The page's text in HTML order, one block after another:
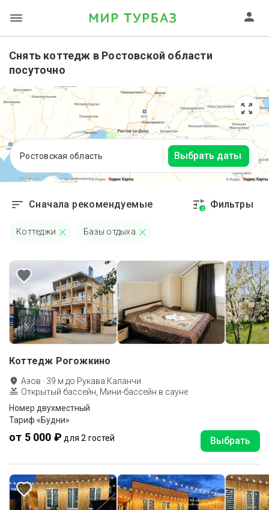
Снять коттедж в Ростовской области
посуточно
Ростовская область Выбрать даты
Сначала рекомендуемые 2 Фильтры
Коттеджи Базы отдыха
Коттедж Рогожкино
Азов · 39 м до Рукава Каланчи
Открытый бассейн, Мини-бассейн в сауне
Номер двухместный
Тариф «Будни»
от 5 000 ₽ для 2 гостей Выбрать